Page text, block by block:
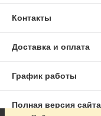
Контакты
Доставка и оплата
График работы
Полная версия сайта